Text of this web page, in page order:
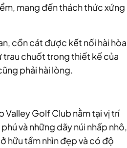
mang đến thách thức xứng
cồn cát được kết nối hài hòa
trau chuốt trong thiết kế của
phải hài lòng.
Valley Golf Club nằm tại vị trí
và những dãy núi nhấp nhô,
hữu tầm nhìn đẹp và có độ